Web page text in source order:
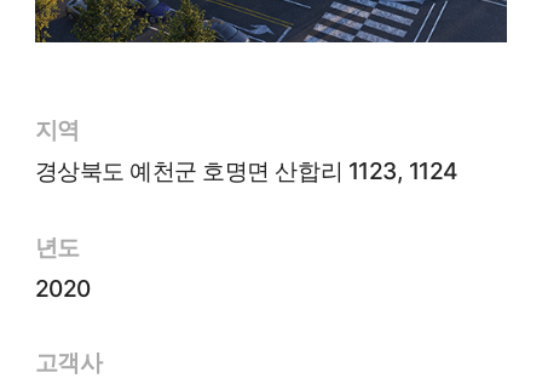
지역
경상북도 예천군 호명면 산합리 1123, 1124
년도
2020
고객사